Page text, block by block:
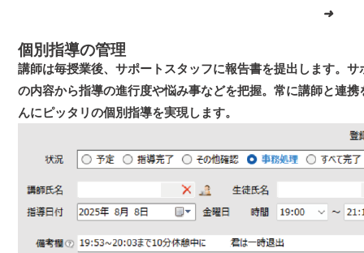
➜
個別指導の管理
講師は毎授業後、サポートスタッフに報告書を提出します。
の内容から指導の進行度や悩み事などを把握。常に講師と連
んにピッタリの個別指導を実現します。